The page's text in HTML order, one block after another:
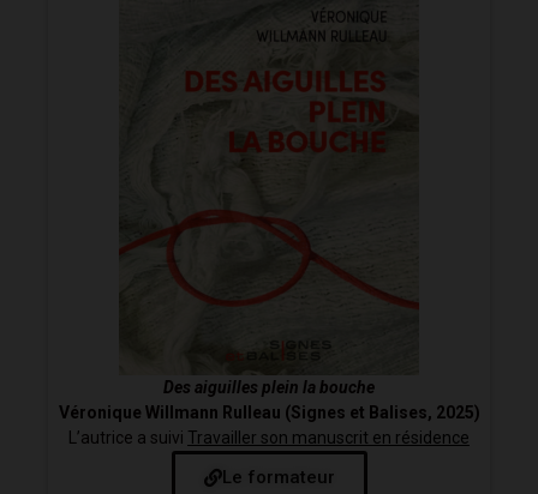
Des aiguilles plein la bouche
Véronique Willmann Rulleau (Signes et Balises, 2025)
L’autrice a suivi Travailler son manuscrit en résidence
Le formateur